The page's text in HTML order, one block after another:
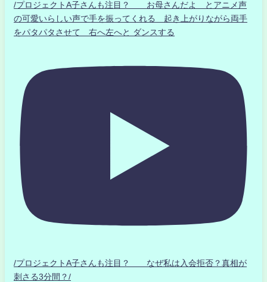
/プロジェクトA子さんも注目？ お母さんだよ とアニメ声
の可愛いらしい声で手を振ってくれる 起き上がりながら両手
をパタパタさせて 右へ左へと ダンスする
/プロジェクトA子さんも注目？ なぜ私は入会拒否？真相が
刺さる3分間？/